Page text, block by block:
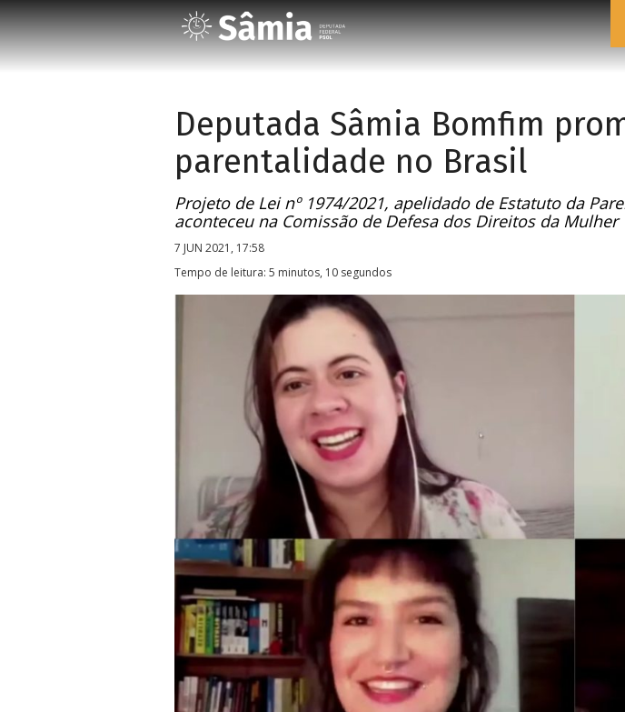
Deputada Sâmia Bomfim
parentalidade no Brasil
Projeto de Lei nº 1974/2021, apelidado de Estatuto da
aconteceu na Comissão de Defesa dos Direitos da Mulher
7 JUN 2021, 17:58
Tempo de leitura: 5 minutos, 10 segundos